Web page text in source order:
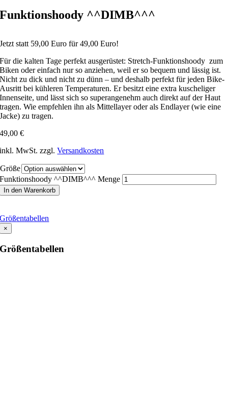
Funktionshoody ^^DIMB^^^
Jetzt statt 59,00 Euro für 49,00 Euro!
Für die kalten Tage perfekt ausgerüstet: Stretch-Funktionshoody zum
Biken oder einfach nur so anziehen, weil er so bequem und lässig ist.
Nicht zu dick und nicht zu dünn – und deshalb perfekt für jeden Bike-
Ausritt bei kühleren Temperaturen. Er besitzt eine extra kuscheliger
Innenseite, und lässt sich so superangenehm auch direkt auf der Haut
tragen. Wie empfehlen ihn als Mittellayer oder als Endlayer (wie eine
Jacke) zu tragen.
49,00€
inkl. MwSt. zzgl.Versandkosten
Größe
Funktionshoody ^^DIMB^^^ Menge
In den Warenkorb
Größentabellen
×
Größentabellen